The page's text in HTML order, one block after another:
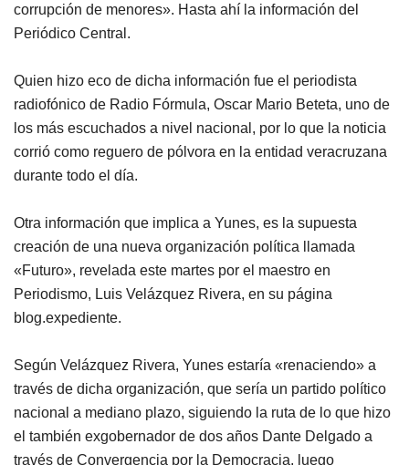
corrupción de menores». Hasta ahí la información del
Periódico Central.
Quien hizo eco de dicha información fue el periodista
radiofónico de Radio Fórmula, Oscar Mario Beteta, uno de
los más escuchados a nivel nacional, por lo que la noticia
corrió como reguero de pólvora en la entidad veracruzana
durante todo el día.
Otra información que implica a Yunes, es la supuesta
creación de una nueva organización política llamada
«Futuro», revelada este martes por el maestro en
Periodismo, Luis Velázquez Rivera, en su página
blog.expediente.
Según Velázquez Rivera, Yunes estaría «renaciendo» a
través de dicha organización, que sería un partido político
nacional a mediano plazo, siguiendo la ruta de lo que hizo
el también exgobernador de dos años Dante Delgado a
través de Convergencia por la Democracia, luego